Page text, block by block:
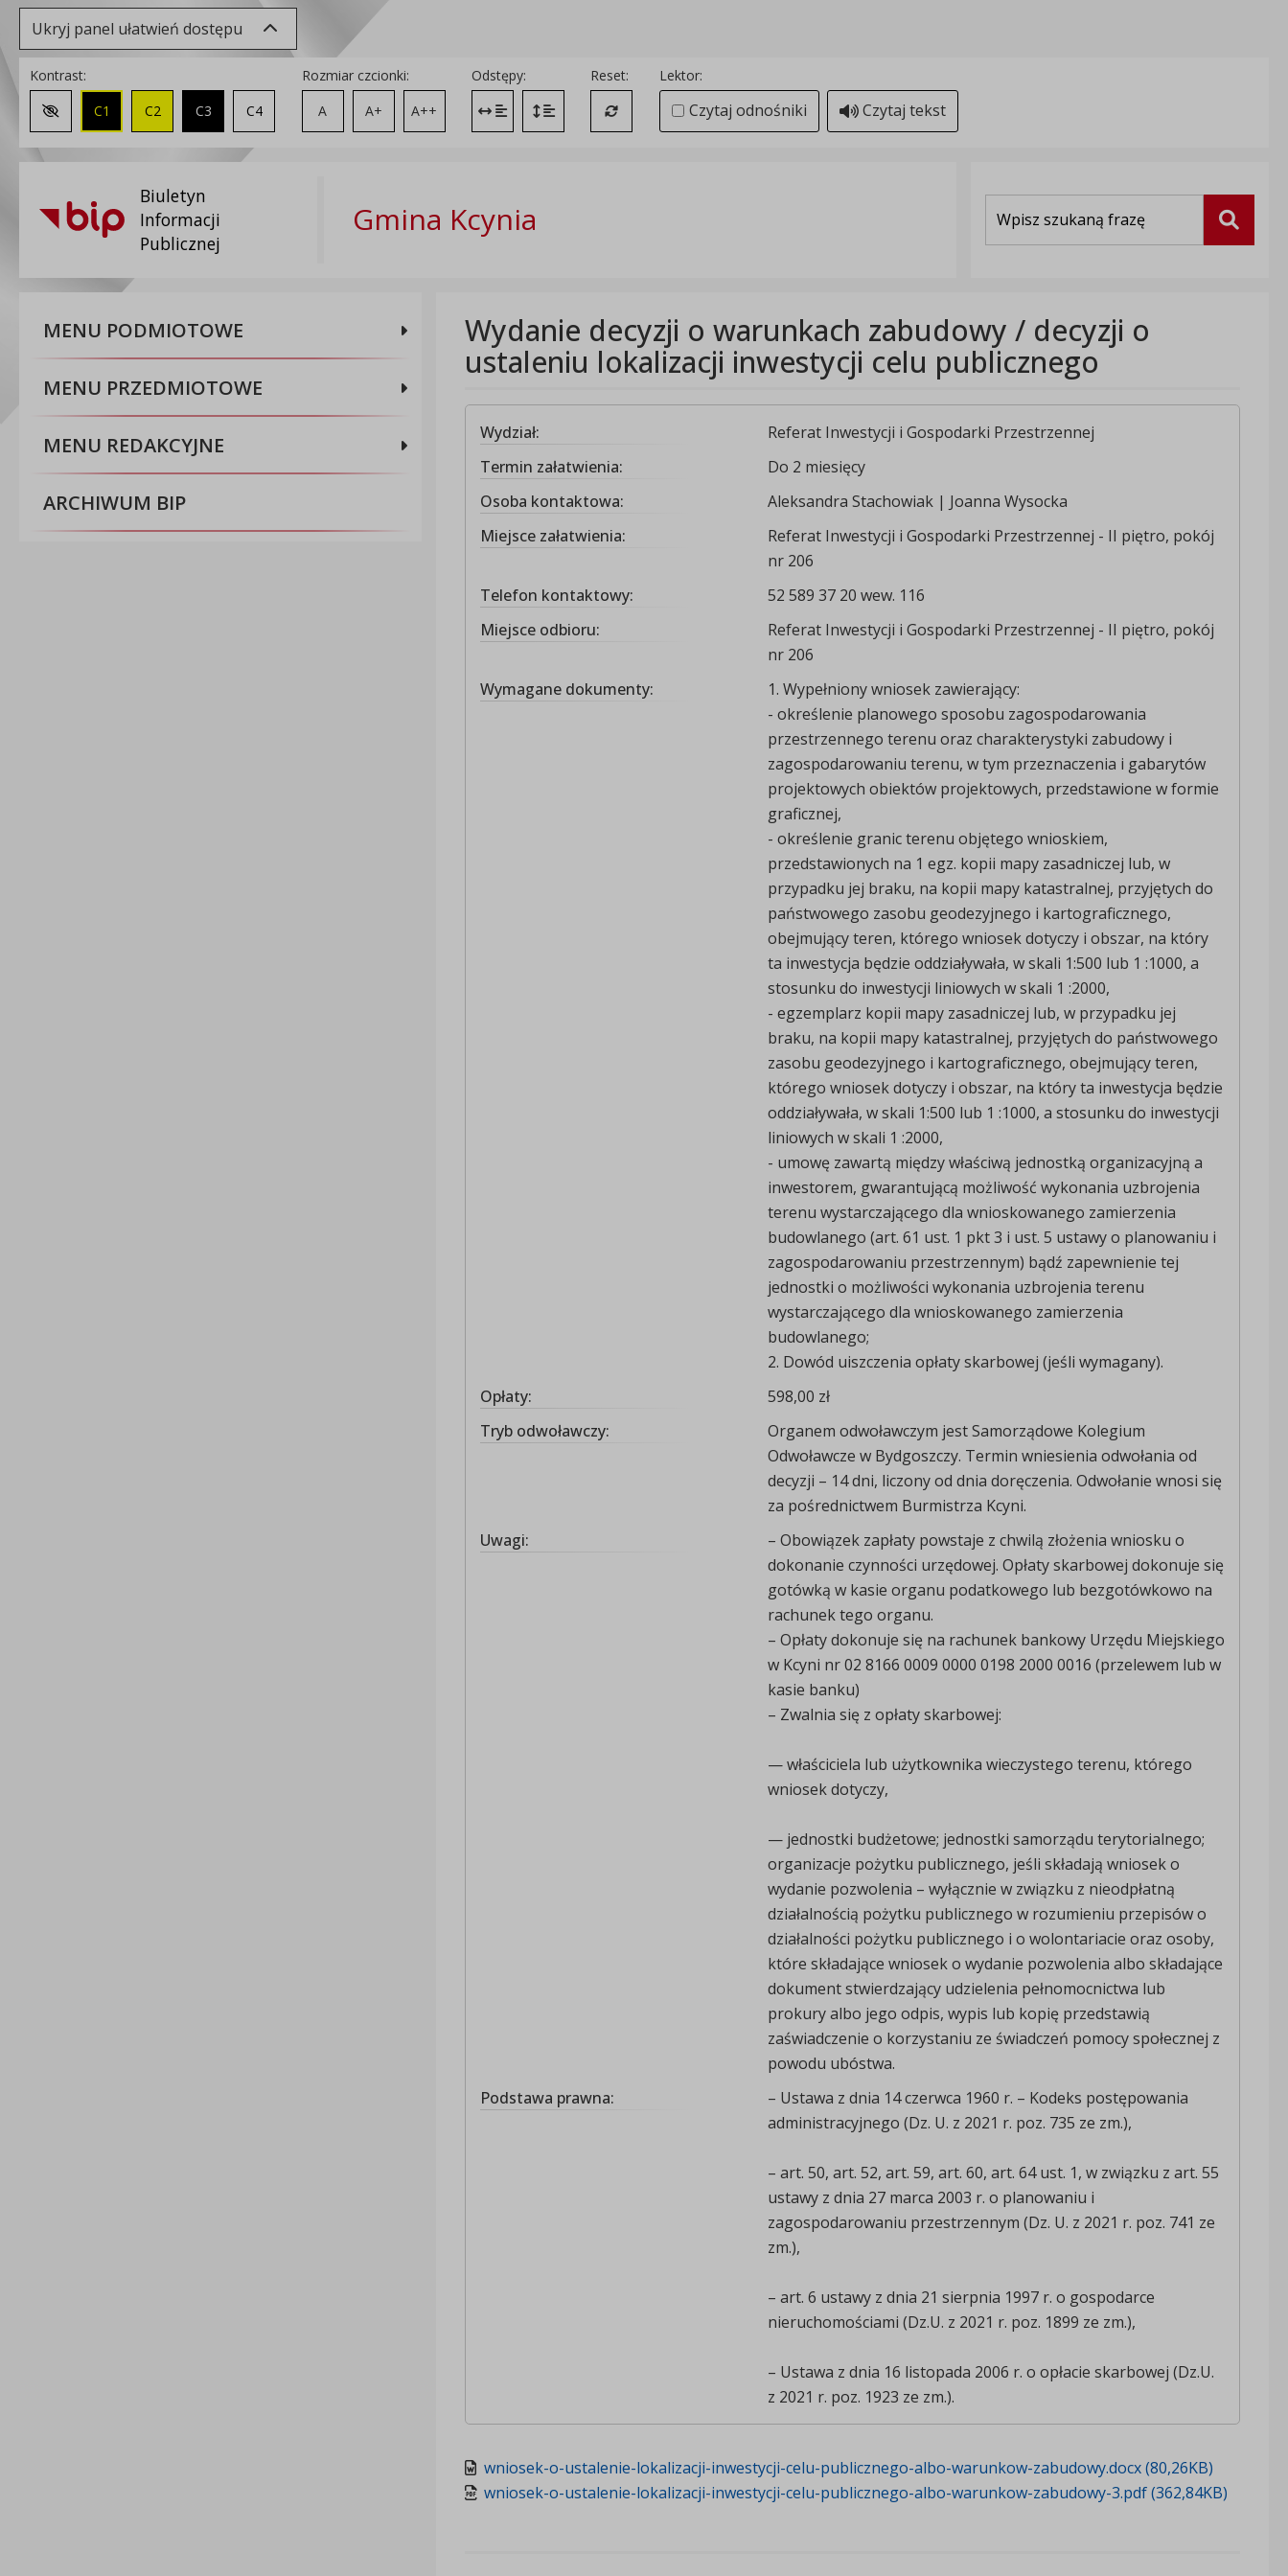
Ukryj panel ułatwień dostępu
Kontrast:
Zmień kontrast na domyślny
C1 C2 C3 C4
Rozmiar czcionki:
A
A+ A++
Odstępy:
Zmień odstęp między literami
Zmień interlinię i margines między paragrafami
Reset:
Przywróć ustawienia domyślne
Lektor:
Czytaj odnośniki Czytaj tekst
Biuletyn
Informacji
Publicznej
Gmina Kcynia Szukaj
MENU PODMIOTOWE
MENU PRZEDMIOTOWE
MENU REDAKCYJNE
ARCHIWUM BIP
Wydanie decyzji o warunkach zabudowy / decyzji o
ustaleniu lokalizacji inwestycji celu publicznego
Wydział:
Referat Inwestycji i Gospodarki Przestrzennej
Termin załatwienia:
Do 2 miesięcy
Osoba kontaktowa:
Aleksandra Stachowiak | Joanna Wysocka
Miejsce załatwienia:
Referat Inwestycji i Gospodarki Przestrzennej - II piętro, pokój
nr 206
Telefon kontaktowy:
52 589 37 20 wew. 116
Miejsce odbioru:
Referat Inwestycji i Gospodarki Przestrzennej - II piętro, pokój
nr 206
Wymagane dokumenty:
1. Wypełniony wniosek zawierający:
- określenie planowego sposobu zagospodarowania
przestrzennego terenu oraz charakterystyki zabudowy i
zagospodarowaniu terenu, w tym przeznaczenia i gabarytów
projektowych obiektów projektowych, przedstawione w formie
graficznej,
- określenie granic terenu objętego wnioskiem,
przedstawionych na 1 egz. kopii mapy zasadniczej lub, w
przypadku jej braku, na kopii mapy katastralnej, przyjętych do
państwowego zasobu geodezyjnego i kartograficznego,
obejmujący teren, którego wniosek dotyczy i obszar, na który
ta inwestycja będzie oddziaływała, w skali 1:500 lub 1 :1000, a
stosunku do inwestycji liniowych w skali 1 :2000,
- egzemplarz kopii mapy zasadniczej lub, w przypadku jej
braku, na kopii mapy katastralnej, przyjętych do państwowego
zasobu geodezyjnego i kartograficznego, obejmujący teren,
którego wniosek dotyczy i obszar, na który ta inwestycja będzie
oddziaływała, w skali 1:500 lub 1 :1000, a stosunku do inwestycji
liniowych w skali 1 :2000,
- umowę zawartą między właściwą jednostką organizacyjną a
inwestorem, gwarantującą możliwość wykonania uzbrojenia
terenu wystarczającego dla wnioskowanego zamierzenia
budowlanego (art. 61 ust. 1 pkt 3 i ust. 5 ustawy o planowaniu i
zagospodarowaniu przestrzennym) bądź zapewnienie tej
jednostki o możliwości wykonania uzbrojenia terenu
wystarczającego dla wnioskowanego zamierzenia
budowlanego;
2. Dowód uiszczenia opłaty skarbowej (jeśli wymagany).
Opłaty:
598,00 zł
Tryb odwoławczy:
Organem odwoławczym jest Samorządowe Kolegium
Odwoławcze w Bydgoszczy. Termin wniesienia odwołania od
decyzji – 14 dni, liczony od dnia doręczenia. Odwołanie wnosi się
za pośrednictwem Burmistrza Kcyni.
Uwagi:
– Obowiązek zapłaty powstaje z chwilą złożenia wniosku o
dokonanie czynności urzędowej. Opłaty skarbowej dokonuje się
gotówką w kasie organu podatkowego lub bezgotówkowo na
rachunek tego organu.
– Opłaty dokonuje się na rachunek bankowy Urzędu Miejskiego
w Kcyni nr 02 8166 0009 0000 0198 2000 0016 (przelewem lub w
kasie banku)
– Zwalnia się z opłaty skarbowej:
— właściciela lub użytkownika wieczystego terenu, którego
wniosek dotyczy,
— jednostki budżetowe; jednostki samorządu terytorialnego;
organizacje pożytku publicznego, jeśli składają wniosek o
wydanie pozwolenia – wyłącznie w związku z nieodpłatną
działalnością pożytku publicznego w rozumieniu przepisów o
działalności pożytku publicznego i o wolontariacie oraz osoby,
które składające wniosek o wydanie pozwolenia albo składające
dokument stwierdzający udzielenia pełnomocnictwa lub
prokury albo jego odpis, wypis lub kopię przedstawią
zaświadczenie o korzystaniu ze świadczeń pomocy społecznej z
powodu ubóstwa.
Podstawa prawna:
– Ustawa z dnia 14 czerwca 1960 r. – Kodeks postępowania
administracyjnego (Dz. U. z 2021 r. poz. 735 ze zm.),
– art. 50, art. 52, art. 59, art. 60, art. 64 ust. 1, w związku z art. 55
ustawy z dnia 27 marca 2003 r. o planowaniu i
zagospodarowaniu przestrzennym (Dz. U. z 2021 r. poz. 741 ze
zm.),
– art. 6 ustawy z dnia 21 sierpnia 1997 r. o gospodarce
nieruchomościami (Dz.U. z 2021 r. poz. 1899 ze zm.),
– Ustawa z dnia 16 listopada 2006 r. o opłacie skarbowej (Dz.U.
z 2021 r. poz. 1923 ze zm.).
wniosek-o-ustalenie-lokalizacji-inwestycji-celu-publicznego-albo-warunkow-zabudowy.docx (80,26KB)
wniosek-o-ustalenie-lokalizacji-inwestycji-celu-publicznego-albo-warunkow-zabudowy-3.pdf (362,84KB)